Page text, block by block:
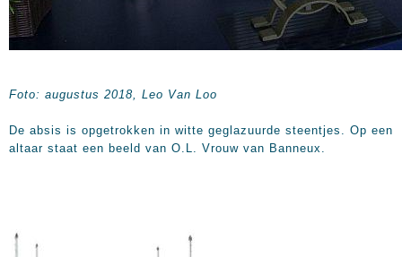
Foto: augustus 2018, Leo Van Loo
De absis is opgetrokken in witte geglazuurde steentjes. Op een
altaar staat een beeld van O.L. Vrouw van Banneux.